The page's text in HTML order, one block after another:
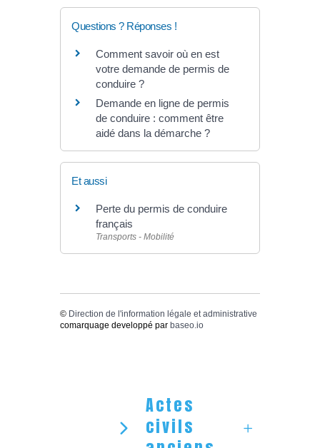
Questions ? Réponses !
Comment savoir où en est
votre demande de permis de
conduire ?
Demande en ligne de permis
de conduire : comment être
aidé dans la démarche ?
Et aussi
Perte du permis de conduire
français
Transports - Mobilité
© Direction de l'information légale et administrative
comarquage developpé par baseo.io
Actes
civils